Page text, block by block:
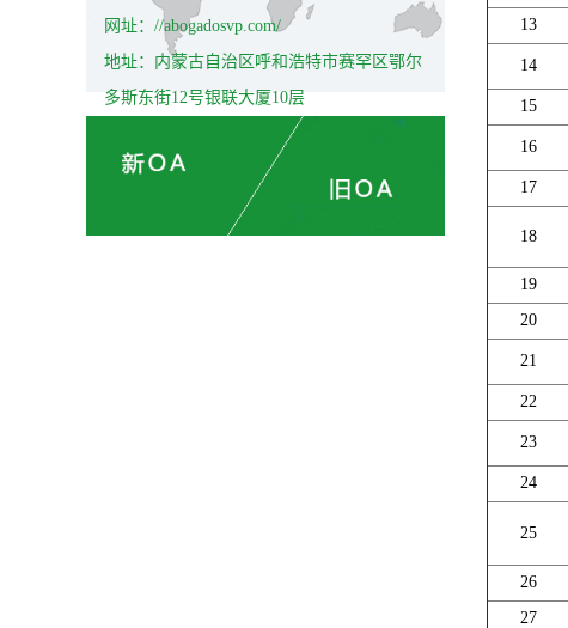
网址：//abogadosvp.com/
地址：内蒙古自治区呼和浩特市赛罕区鄂尔
多斯东街12号银联大厦10层
13
14
15
16
17
18
19
20
21
22
23
24
25
26
27